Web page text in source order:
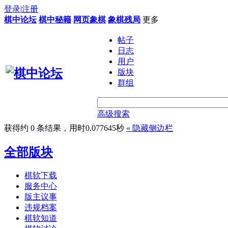
登录|注册
棋中论坛 棋中秘籍 网页象棋 象棋残局 更多
帖子
日志
用户
版块
群组
高级搜索
获得约 0 条结果，用时0.077645秒 « 隐藏侧边栏
全部版块
棋软下载
服务中心
版主议事
违规档案
棋软知道